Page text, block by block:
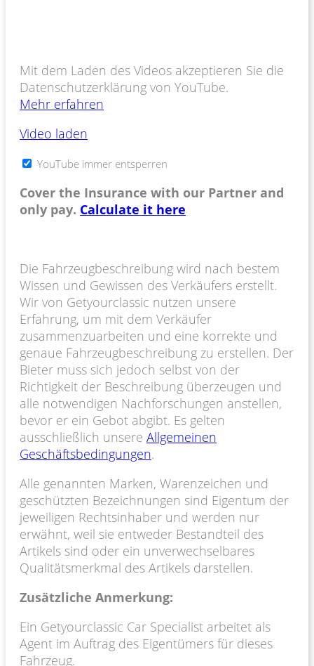
Mit dem Laden des Videos akzeptieren Sie die
Datenschutzerklärung von YouTube.
Mehr erfahren
Video laden
YouTube immer entsperren
Cover the Insurance with our Partner and
only pay. Calculate it here
Die Fahrzeugbeschreibung wird nach bestem
Wissen und Gewissen des Verkäufers erstellt.
Wir von Getyourclassic nutzen unsere
Erfahrung, um mit dem Verkäufer
zusammenzuarbeiten und eine korrekte und
genaue Fahrzeugbeschreibung zu erstellen. Der
Bieter muss sich jedoch selbst von der
Richtigkeit der Beschreibung überzeugen und
alle notwendigen Nachforschungen anstellen,
bevor er ein Gebot abgibt. Es gelten
ausschließlich unsere Allgemeinen
Geschäftsbedingungen.
Alle genannten Marken, Warenzeichen und
geschützten Bezeichnungen sind Eigentum der
jeweiligen Rechtsinhaber und werden nur
erwähnt, weil sie entweder Bestandteil des
Artikels sind oder ein unverwechselbares
Qualitätsmerkmal des Artikels darstellen.
Zusätzliche Anmerkung:
Ein Getyourclassic Car Specialist arbeitet als
Agent im Auftrag des Eigentümers für dieses
Fahrzeug.